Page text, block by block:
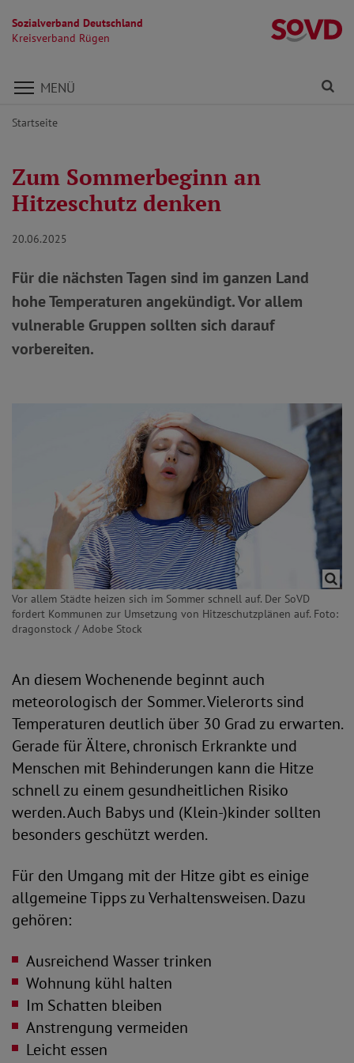
Sozialverband Deutschland
Kreisverband Rügen
Direkt zu den Inhalten springen
MENÜ
Startseite
Zum Sommerbeginn an
Hitzeschutz denken
20.06.2025
Für die nächsten Tagen sind im ganzen Land
hohe Temperaturen angekündigt. Vor allem
vulnerable Gruppen sollten sich darauf
vorbereiten.
Vor allem Städte heizen sich im Sommer schnell auf. Der SoVD
fordert Kommunen zur Umsetzung von Hitzeschutzplänen auf. Foto:
dragonstock / Adobe Stock
An diesem Wochenende beginnt auch
meteorologisch der Sommer. Vielerorts sind
Temperaturen deutlich über 30 Grad zu erwarten.
Gerade für Ältere, chronisch Erkrankte und
Menschen mit Behinderungen kann die Hitze
schnell zu einem gesundheitlichen Risiko
werden. Auch Babys und (Klein-)kinder sollten
besonders geschützt werden.
Für den Umgang mit der Hitze gibt es einige
allgemeine Tipps zu Verhaltensweisen. Dazu
gehören:
Ausreichend Wasser trinken
Wohnung kühl halten
Im Schatten bleiben
Anstrengung vermeiden
Leicht essen